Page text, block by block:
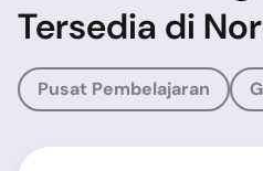
Tersedia di
Pusat Pembelajaran